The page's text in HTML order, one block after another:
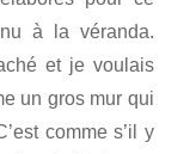
à la véranda.
et je voulais
un gros mur qui
comme s’il y